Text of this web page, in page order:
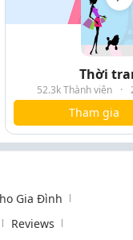
Thời
52.3k Thành viên ·
Tham gia
Gia Đình
Reviews